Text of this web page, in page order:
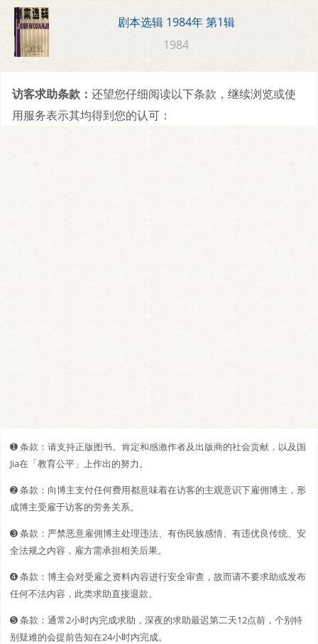
剧本选辑 1984年 第1辑
1984
访客求助条款： 还望您仔细阅读以下条款，继续浏览或使
用服务表示其均得到您的认可：
➊️ 条款：请支持正版图书。肯定和感激作者及出版商的社会贡献，以及国
Jia在「教育公平」上作出的努力。
➋️️ 条款：向博主支付任何费用都意味着在访客的主观意识下雇佣博主，形
成博主受雇于访客的劳务关系。
➌ 条款：严禁恶意雇佣博主处理违法、有伤民族感情、有违优良传统、安
全法规之内容，雇方需承担相关后果。
➍ 条款：博主会对受雇之资料内容进行安全审查，故而请不要求助或发布
任何不法内容，此类求助直接退款。
➎ 条款：通常2小时内完成求助，深夜的求助最迟第二天12点前，个别特
别疑难的会提前告知在24小时内完成。